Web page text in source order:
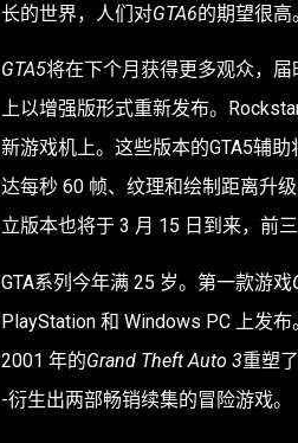
长的世界，人们对GTA6的期望很高
GTA5将在下个月获得更多观众，
上以增强版形式重新发布。
新游戏机上。这些版本的GTA5辅
达每秒 60 帧、纹理和绘制距离升级
立版本也将于 3 月 15 日到来，前
GTA系列今年满 25 岁。第一款游戏
PlayStation 和 Windows PC 上发
2001 年的Grand Theft Auto 3重塑
-衍生出两部畅销续集的冒险游戏。